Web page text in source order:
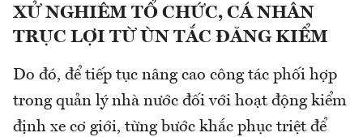
XỬ NGHIÊM TỔ CHỨC, CÁ NHÂN
TRỤC LỢI TỪ ÙN TẮC ĐĂNG KIỂM
Do đó, để tiếp tục nâng cao công tác phối hợp
trong quản lý nhà nước đối với hoạt động kiểm
định xe cơ giới, từng bước khắc phục triệt để